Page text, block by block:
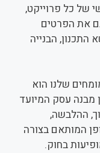
של כל פרוייקט,
את הפרטים
התכנון, הבנייה
שלנו הוא
מבנה עסק המיועד
ההלבשה,
המותאם בצורה
בחוק.